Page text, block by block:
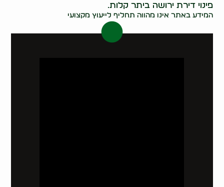
פינוי דירת ירושה ביתר קלות.
המידע באתר אינו מהווה תחליף לייעוץ מקצועי